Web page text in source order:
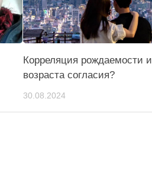
Корреляция рождаемости и
возраста согласия?
30.08.2024